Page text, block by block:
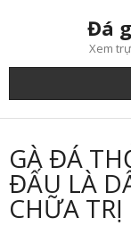
Đá
Xem
GÀ ĐÁ
ĐẤU LÀ
CHỮA TRỊ